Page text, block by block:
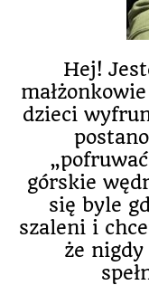
Hej!
dzieci
górskie
się byle
szaleni i
że